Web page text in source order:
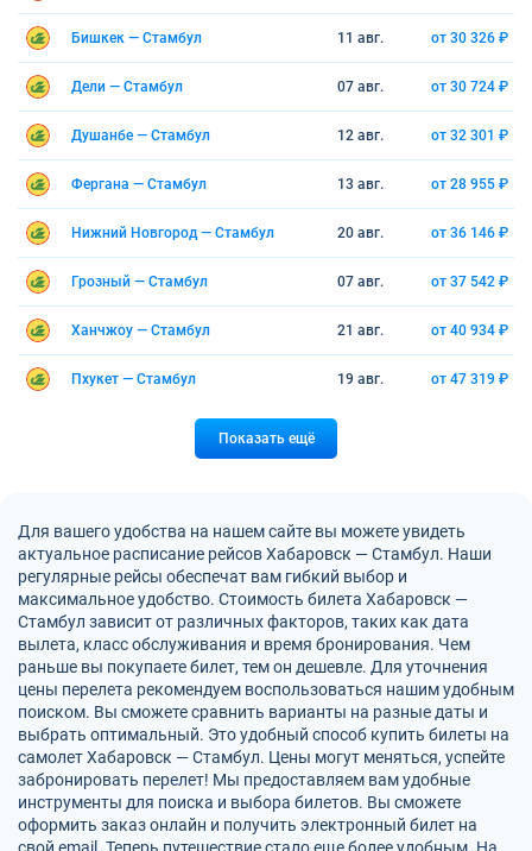
Бишкек — Стамбул 11 авг. от 30 326 ₽
Дели — Стамбул 07 авг. от 30 724 ₽
Душанбе — Стамбул 12 авг. от 32 301 ₽
Фергана — Стамбул 13 авг. от 28 955 ₽
Нижний Новгород — Стамбул 20 авг. от 36 146 ₽
Грозный — Стамбул 07 авг. от 37 542 ₽
Ханчжоу — Стамбул 21 авг. от 40 934 ₽
Пхукет — Стамбул 19 авг. от 47 319 ₽
Показать ещё
Для вашего удобства на нашем сайте вы можете увидеть
актуальное расписание рейсов Хабаровск — Стамбул. Наши
регулярные рейсы обеспечат вам гибкий выбор и
максимальное удобство. Стоимость билета Хабаровск —
Стамбул зависит от различных факторов, таких как дата
вылета, класс обслуживания и время бронирования. Чем
раньше вы покупаете билет, тем он дешевле. Для уточнения
цены перелета рекомендуем воспользоваться нашим удобным
поиском. Вы сможете сравнить варианты на разные даты и
выбрать оптимальный. Это удобный способ купить билеты на
самолет Хабаровск — Стамбул. Цены могут меняться, успейте
забронировать перелет! Мы предоставляем вам удобные
инструменты для поиска и выбора билетов. Вы сможете
оформить заказ онлайн и получить электронный билет на